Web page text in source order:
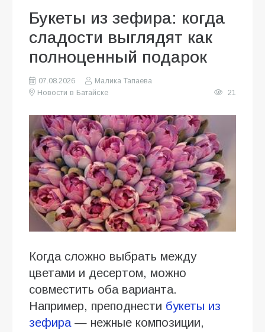
Букеты из зефира: когда
сладости выглядят как
полноценный подарок
07.08.2026
Малика Тапаева
Новости в Батайске
21
Когда сложно выбрать между
цветами и десертом, можно
совместить оба варианта.
Например, преподнести букеты из
зефира— нежные композиции,